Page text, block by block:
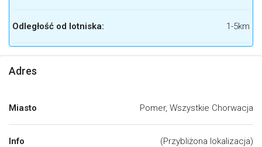
Odległość od lotniska: 1-5km
Adres
Miasto Pomer, Wszystkie Chorwacja
Info (Przybliżona lokalizacja)